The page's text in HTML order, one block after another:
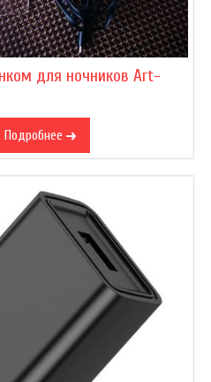
для ночников Art-
Подробнее